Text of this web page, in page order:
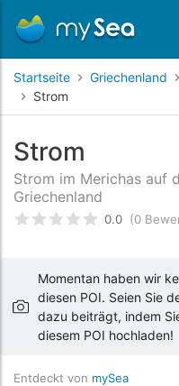
Startseite Griechenland
Strom
Strom
Strom im Merichas auf
Griechenland
bewertet0 /5
0.0 (0
Momentan haben wir
diesen POI. Seien Sie
dazu beiträgt, indem
diesem POI hochladen!
Entdeckt von mySea